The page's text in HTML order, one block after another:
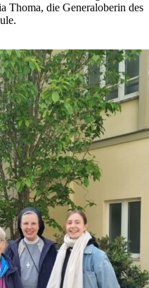
Thoma, die Generaloberin des